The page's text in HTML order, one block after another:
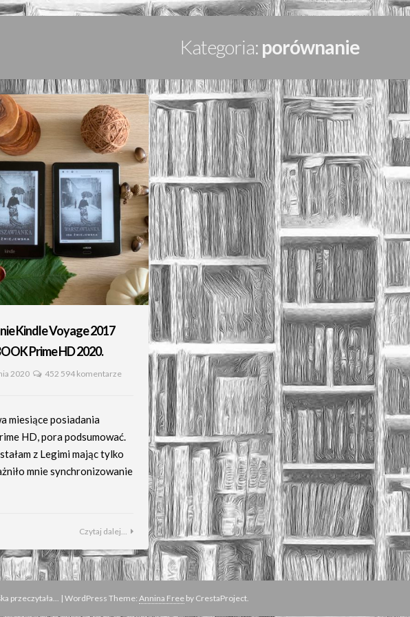
Kategoria: porównanie
Kindle Voyage 2017
Prime HD 2020.
2020 452 594 komentarze
miesiące posiadania
HD, pora podsumować.
z Legimi mając tylko
mnie synchronizowanie
Czytaj dalej...
przeczytała... | WordPress Theme: Annina Freeby CrestaProject.